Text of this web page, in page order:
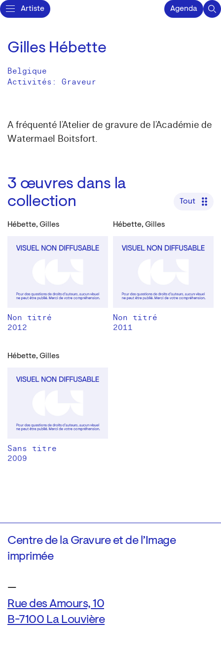
Artiste Agenda
Gilles Hébette
Belgique
Activités: Graveur
A fréquenté l’Atelier de gravure de l’Académie de
Watermael Boitsfort.
3 œuvres dans la
collection
Tout
Hébette, Gilles
Non titré
2012
Hébette, Gilles
Non titré
2011
Hébette, Gilles
Sans titre
2009
Centre de la Gravure et de l’Image
imprimée
—
Rue des Amours, 10
B-7100 La Louvière